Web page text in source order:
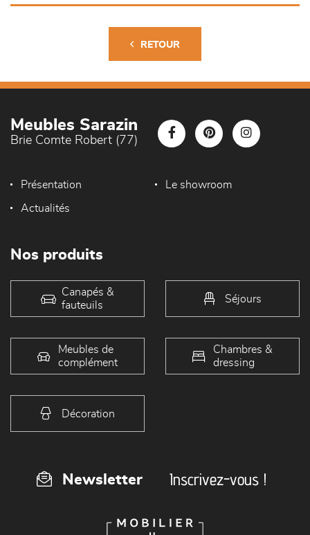
RETOUR
Meubles Sarazin
Brie Comte Robert (77)
Présentation Le showroom
Actualités
Nos produits
Canapés &
fauteuils
Séjours
Meubles de
complément
Chambres &
dressing
Décoration
Newsletter Inscrivez-vous !